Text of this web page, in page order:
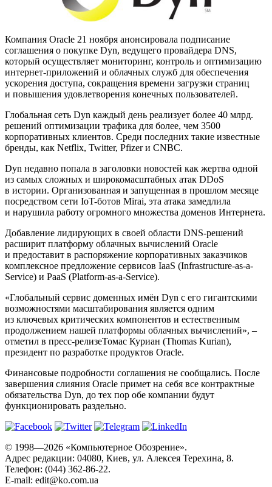
Компания Oracle 21 ноября анонсировала подписание
соглашения о покупке Dyn, ведущего провайдера DNS,
который осуществляет мониторинг, контроль и оптимизацию
интернет-приложений и облачных служб для обеспечения
ускорения доступа, сокращения времени загрузки страниц
и повышения удовлетворения конечных пользователей.
Глобальная сеть Dyn каждый день реализует более 40 млрд.
решений оптимизации трафика для более, чем 3500
корпоративных клиентов. Среди последних такие известные
бренды, как Netflix, Twitter, Pfizer и CNBC.
Dyn недавно попала в заголовки новостей как жертва одной
из самых сложных и широкомасштабных атак DDoS
в истории. Организованная и запущенная в прошлом месяце
посредством сети IoT-ботов Mirai, эта атака замедлила
и нарушила работу огромного множества доменов Интернета.
Добавление лидирующих в своей области DNS-решений
расширит платформу облачных вычислений Oracle
и предоставит в распоряжение корпоративных заказчиков
комплексное предложение сервисов IaaS (Infrastructure-as-a-
Service) и PaaS (Platform-as-a-Service).
«Глобальный сервис доменных имён Dyn с его гигантскими
возможностями масштабирования является одним
из ключевых критических компонентов и естественным
продолжением нашей платформы облачных вычислений», –
отметил в пресс-релизеТомас Куриан (Thomas Kurian),
президент по разработке продуктов Oracle.
Финансовые подробности соглашения не сообщались. После
завершения слияния Oracle примет на себя все контрактные
обязательства Dyn, до тех пор обе компании будут
функционировать раздельно.
© 1998—2026 «Компьютерное Обозрение».
Адрес редакции: 04080, Киев, ул. Алексея Терехина, 8.
Телефон: (044) 362-86-22.
E-mail: edit@ko.com.ua